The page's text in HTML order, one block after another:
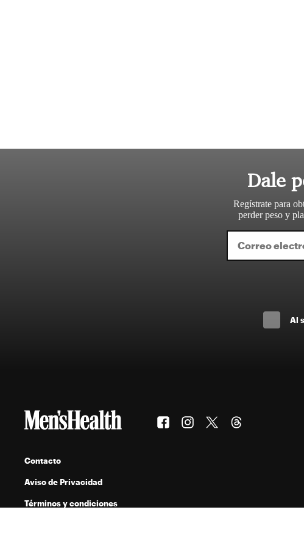
Dale
Regístrate para
perder peso y
Al
Contacto
Aviso de Privacidad
Términos y condiciones